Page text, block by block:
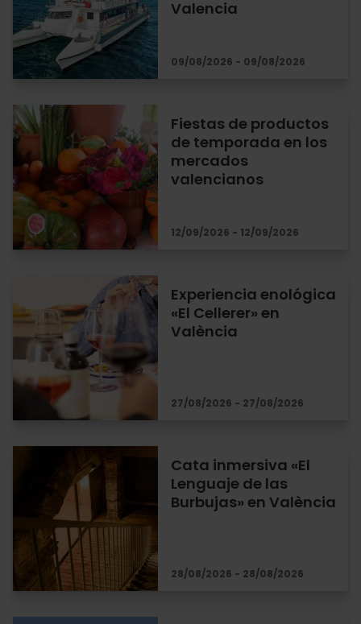
Valencia
09/08/2026 - 09/08/2026
Fiestas de productos
de temporada en los
mercados
valencianos
12/09/2026 - 12/09/2026
Experiencia enológica
«El Cellerer» en
València
27/08/2026 - 27/08/2026
Cata inmersiva «El
Lenguaje de las
Burbujas» en València
28/08/2026 - 28/08/2026